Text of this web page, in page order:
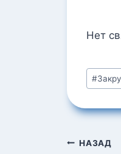
Нет
Метки
#
НАЗАД